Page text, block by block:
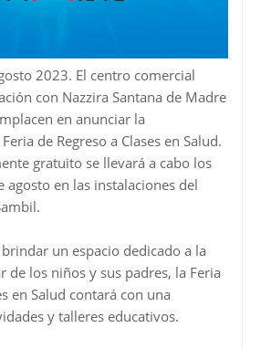
2023. El centro comercial
con Nazzira Santana de Madre
en anunciar la
de Regreso a Clases en Salud.
gratuito se llevará a cabo los
agosto en las instalaciones del
un espacio dedicado a la
de los niños y sus padres, la Feria
en Salud contará con una
y talleres educativos.